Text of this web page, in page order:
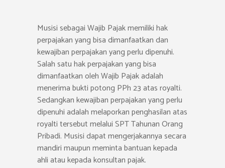
Musisi sebagai Wajib Pajak memiliki hak
perpajakan yang bisa dimanfaatkan dan
kewajiban perpajakan yang perlu dipenuhi.
Salah satu hak perpajakan yang bisa
dimanfaatkan oleh Wajib Pajak adalah
menerima bukti potong PPh 23 atas royalti.
Sedangkan kewajiban perpajakan yang perlu
dipenuhi adalah melaporkan penghasilan atas
royalti tersebut melalui SPT Tahunan Orang
Pribadi. Musisi dapat mengerjakannya secara
mandiri maupun meminta bantuan kepada
ahli atau kepada konsultan pajak.